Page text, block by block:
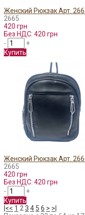
Женский Рюкзак Арт.
2665
420 грн
Без НДС: 420 грн
-
+
Купить
Женский Рюкзак Арт.
2665
420 грн
Без НДС: 420 грн
-
+
Купить
|<< 1 23 4 5 6 > >|